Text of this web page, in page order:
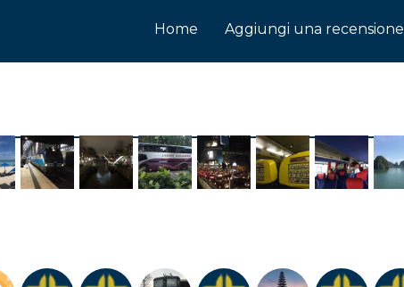
Home Aggiungi una recensione